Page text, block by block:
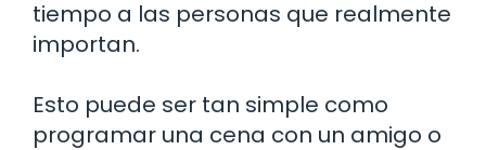
tiempo a las personas que realmente
importan.
Esto puede ser tan simple como
programar una cena con un amigo o